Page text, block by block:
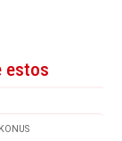
estos
KONUS